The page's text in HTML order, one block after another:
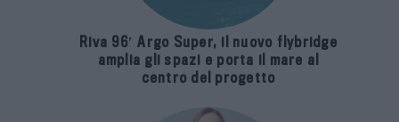
Riva 96′ Argo Super, il nuovo flybridge
amplia gli spazi e porta il mare al
centro del progetto